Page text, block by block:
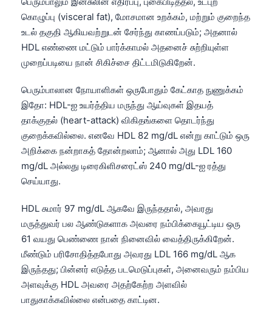
கொழுப்பு (visceral fat), மோசமான உறக்கம், மற்றும் குறைந்த
உடல் தகுதி ஆகியவற்றுடன் சேர்ந்து காணப்படும்; அதனால்
HDL எண்ணை மட்டும் பார்க்காமல் அதனைச் சுற்றியுள்ள
முறைப்படியை நான் சிகிச்சை திட்டமிடுகிறேன்.
பெரும்பாலான நோயாளிகள் ஒருபோதும் கேட்காத நுணுக்கம்
இதோ: HDL-ஐ உயர்த்திய மருந்து ஆய்வுகள் இதயத்
தாக்குதல் (heart-attack) விகிதங்களை தொடர்ந்து
குறைக்கவில்லை. எனவே HDL 82 mg/dL என்று காட்டும் ஒரு
அறிக்கை நன்றாகத் தோன்றலாம்; ஆனால் அது LDL 160
mg/dL அல்லது டிரைகிளிசரைட்ஸ் 240 mg/dL-ஐ ரத்து
செய்யாது.
HDL சுமார் 97 mg/dL ஆகவே இருந்ததால், அவரது
மருத்துவர் பல ஆண்டுகளாக அவரை நம்பிக்கையூட்டிய ஒரு
61 வயது பெண்ணை நான் நினைவில் வைத்திருக்கிறேன்.
மீண்டும் பரிசோதித்தபோது அவரது LDL 166 mg/dL ஆக
இருந்தது; பின்னர் எடுத்த படமெடுப்புகள், அனைவரும் நம்பிய
அளவுக்கு HDL அவரை அதற்கேற்ற அளவில்
பாதுகாக்கவில்லை என்பதை காட்டின.